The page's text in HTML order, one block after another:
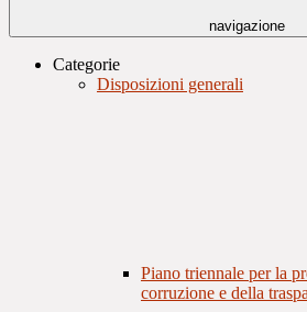
navigazione
Categorie
Disposizioni generali
Piano triennale per la
corruzione e della